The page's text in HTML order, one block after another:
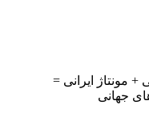
+ مونتاژ ایرانی =
جهانی